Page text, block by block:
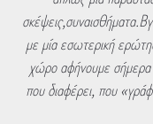
με μία εσωτερική
χώρο αφήνουμε σήμερα
που διαφέρει, που